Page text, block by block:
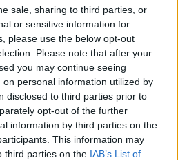
sale, sharing to third parties, or
or sensitive information for
please use the below opt-out
Please note that after your
you may continue seeing
personal information utilized by
disclosed to third parties prior to
opt-out of the further
information by third parties on the
This information may
third parties on the IAB’s List of
sziklát akart a
a hadsereg,
az illetékes
korlátozás